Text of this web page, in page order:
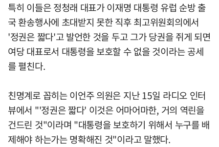
특히 이들은 정청래 대표가 이재명 대통령 유럽 순방 출
국 환송행사에 초대받지 못한 직후 최고위원회의에서
'정권은 짧다'고 발언한 것을 두고 그가 당권을 쥐게 되면
여당 대표로서 대통령을 보호할 수 없을 것이라는 공세
를 펼친다.
친명계로 꼽히는 이언주 의원은 지난 15일 라디오 인터
뷰에서 "'정권은 짧다' 이것은 어마어마한, 거의 역린을
건드린 것"이라며 "대통령을 보호하기 위해서 누구를 배
제해야 하는가는 명확해진 것"이라고 말했다.